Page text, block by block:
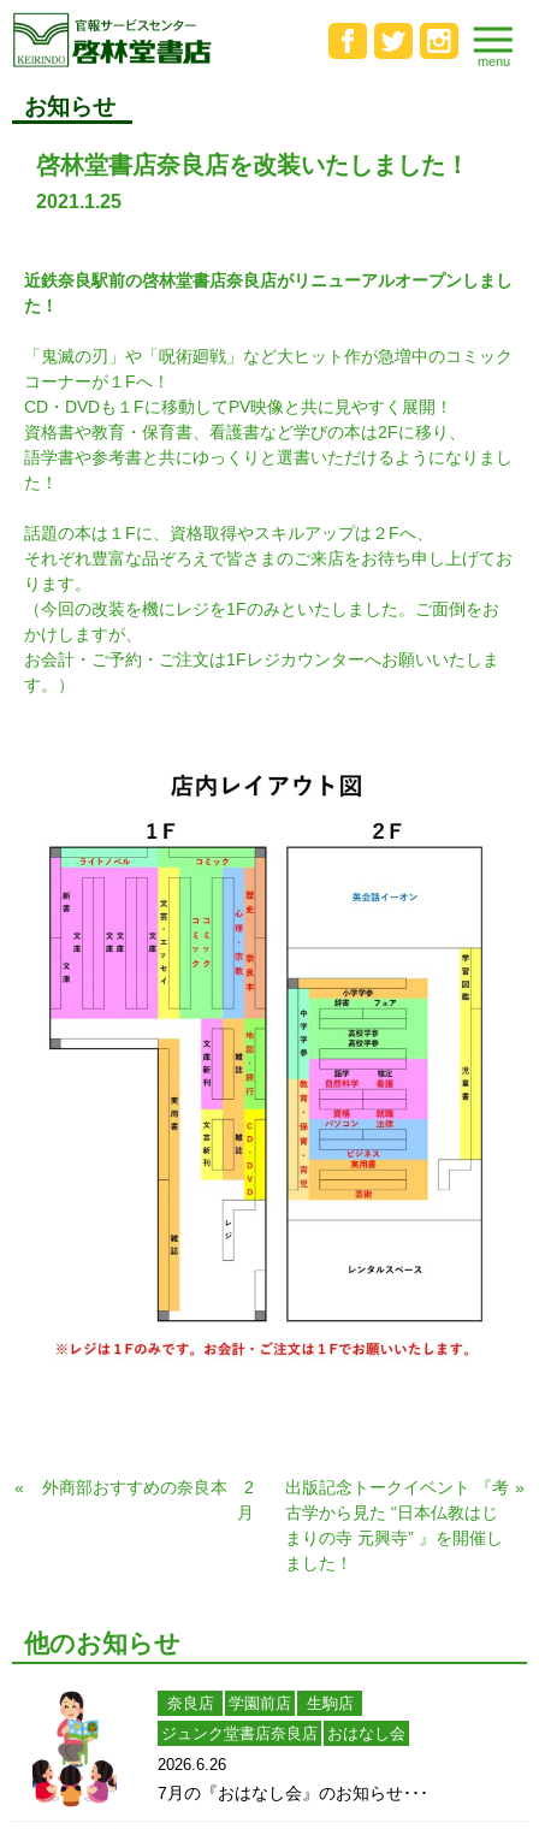
お知らせ
啓林堂書店奈良店を改装いたしました！
2021.1.25
近鉄奈良駅前の啓林堂書店奈良店がリニューアルオープンしまし
た！
「鬼滅の刃」や「呪術廻戦」など大ヒット作が急増中のコミック
コーナーが１Fへ！
CD・DVDも１Fに移動してPV映像と共に見やすく展開！
資格書や教育・保育書、看護書など学びの本は2Fに移り、
語学書や参考書と共にゆっくりと選書いただけるようになりまし
た！
話題の本は１Fに、資格取得やスキルアップは２Fへ、
それぞれ豊富な品ぞろえで皆さまのご来店をお待ち申し上げてお
ります。
（今回の改装を機にレジを1Fのみといたしました。ご面倒をお
かけしますが、
お会計・ご予約・ご注文は1Fレジカウンターへお願いいたしま
す。）
«
外商部おすすめの奈良本 2
月
出版記念トークイベント 『考
古学から見た “日本仏教はじ
まりの寺 元興寺” 』を開催し
ました！
»
他のお知らせ
奈良店 学園前店
生駒店
ジュンク堂書店奈良店 おはなし会
2026.6.26
7月の『おはなし会』のお知らせ･･･